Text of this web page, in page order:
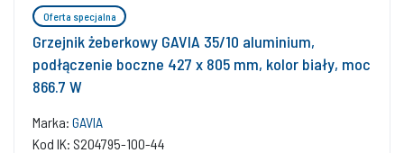
Oferta specjalna
Grzejnik żeberkowy GAVIA 35/10 aluminium,
podłączenie boczne 427 x 805 mm, kolor biały, moc
866.7 W
Marka: GAVIA
Kod IK: S204795-100-44